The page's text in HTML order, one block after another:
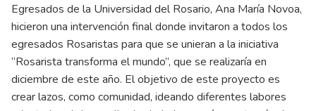
Egresados de la Universidad del Rosario, Ana María Novoa,
hicieron una intervención final donde invitaron a todos los
egresados Rosaristas para que se unieran a la iniciativa
“Rosarista transforma el mundo”, que se realizaría en
diciembre de este año. El objetivo de este proyecto es
crear lazos, como comunidad, ideando diferentes labores